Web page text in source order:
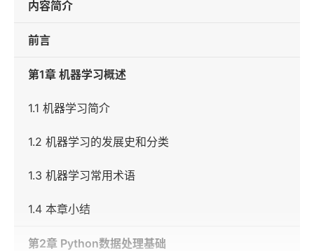
内容简介
前言
第1章 机器学习概述
1.1 机器学习简介
1.2 机器学习的发展史和分类
1.3 机器学习常用术语
1.4 本章小结
第2章 Python数据处理基础